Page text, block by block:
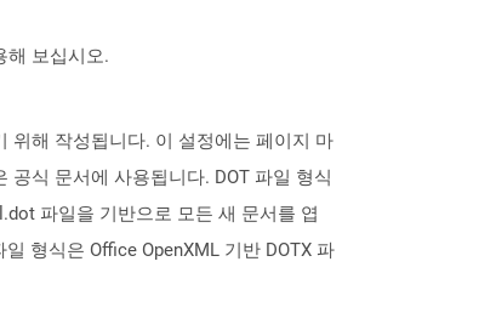
해 보십시오.
위해 작성됩니다. 이 설정에는 페이지 마
식 문서에 사용됩니다. DOT 파일 형식
파일을 기반으로 모든 새 문서를 엽
형식은 Office OpenXML 기반 DOTX 파